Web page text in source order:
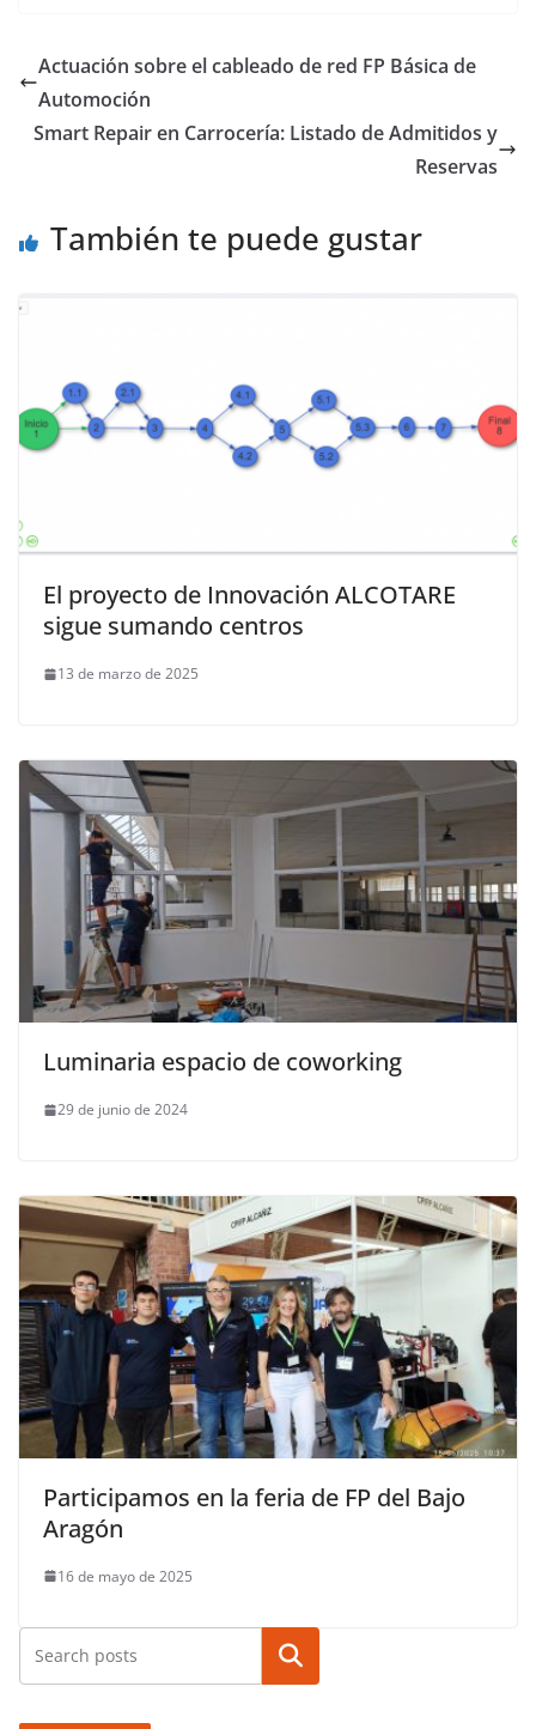
e
d
I
s
p
l
o
k
m
l
t
a
t
Actuación sobre el cableado de red FP Básica de
Automoción
Smart Repair en Carrocería: Listado de Admitidos y
Reservas
También te puede gustar
El proyecto de Innovación ALCOTARE
sigue sumando centros
13 de marzo de 2025
Luminaria espacio de coworking
29 de junio de 2024
Participamos en la feria de FP del Bajo
Aragón
16 de mayo de 2025
Buscar